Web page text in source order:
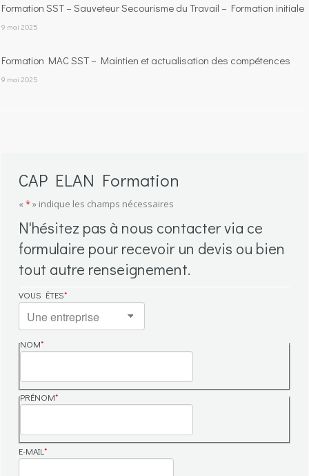
Formation SST – Sauveteur Secourisme du Travail – Formation initiale
9 mai 2025
Formation MAC SST – Maintien et actualisation des compétences
9 mai 2025
CAP ELAN Formation
« *» indique les champs nécessaires
N'hésitez pas à nous contacter via ce
formulaire pour recevoir un devis ou bien
tout autre renseignement.
VOUS ÊTES*
NOM*
PRÉNOM*
E-MAIL*